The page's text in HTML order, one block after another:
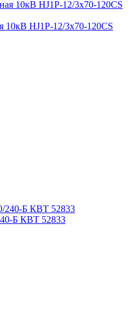
10кВ HJ1P-12/3х70-120CS
Б КВТ 52833